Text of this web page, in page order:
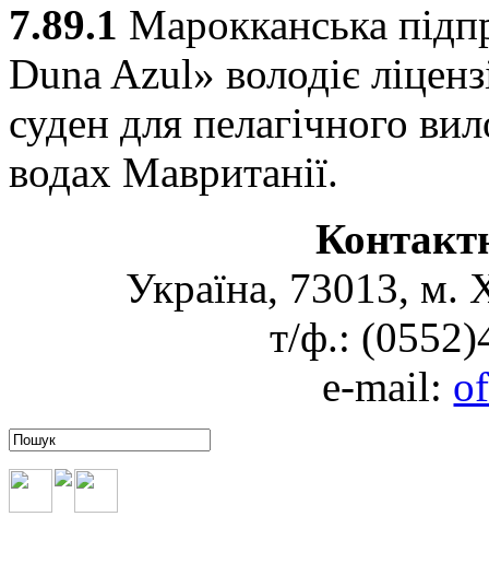
7.89.1 Марокканська
Duna Azul» володіє
суден для пелагічного
водах Мавританії.
Україна, 73013, м.
т/ф.:
e-mail: